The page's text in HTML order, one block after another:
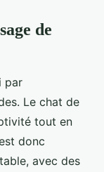
de
par
Le chat de
tout en
donc
avec des